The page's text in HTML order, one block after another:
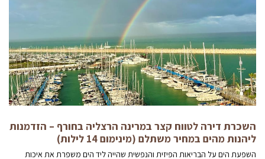
השכרת דירה לטווח קצר במרינה הרצליה בחורף – הזדמנות
ליהנות מהים במחיר משתלם (מינימום 14 לילות)
השפעת הים על הבריאות הפיזית והנפשית שהייה ליד הים משפרת את איכות